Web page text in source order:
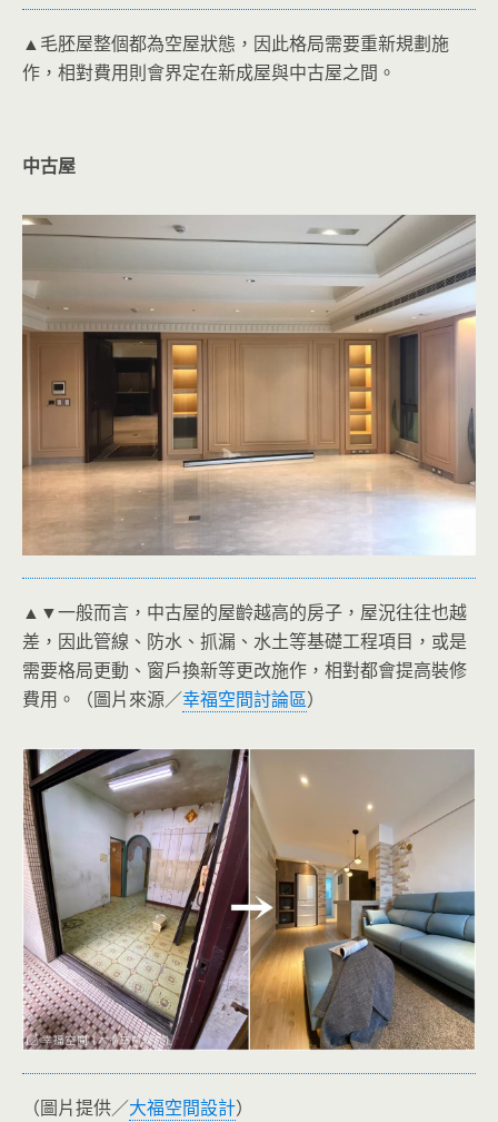
▲毛胚屋整個都為空屋狀態，因此格局需要重新規劃施
作，相對費用則會界定在新成屋與中古屋之間。
中古屋
▲▼一般而言，中古屋的屋齡越高的房子，屋況往往也越
差，因此管線、防水、抓漏、水土等基礎工程項目，或是
需要格局更動、窗戶換新等更改施作，相對都會提高裝修
費用。（圖片來源／幸福空間討論區）
（圖片提供／大福空間設計）